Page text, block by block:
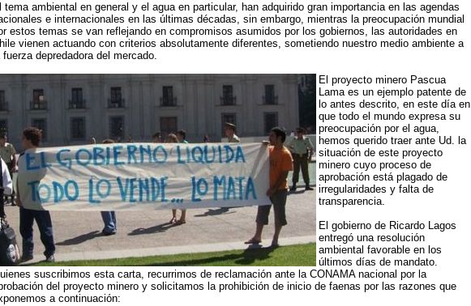
tema ambiental en general y el agua en particular, han adquirido gran importancia en las agendas
e internacionales en las últimas décadas, sin embargo, mientras la preocupación mundial
estos temas se van reflejando en compromisos asumidos por los gobiernos, las autoridades en
vienen actuando con criterios absolutamente diferentes, sometiendo nuestro medio ambiente a
fuerza depredadora del mercado.
El proyecto minero Pascua
Lama es un ejemplo patente de
lo antes descrito, en este día en
que todo el mundo expresa su
preocupación por el agua,
hemos querido traer ante Ud. la
situación de este proyecto
minero cuyo proceso de
aprobación está plagado de
irregularidades y falta de
transparencia.
El gobierno de Ricardo Lagos
entregó una resolución
ambiental favorable en los
últimos días de mandato.
suscribimos esta carta, recurrimos de reclamación ante la CONAMA nacional por la
del proyecto minero y solicitamos la prohibición de inicio de faenas por las razones que
a continuación: